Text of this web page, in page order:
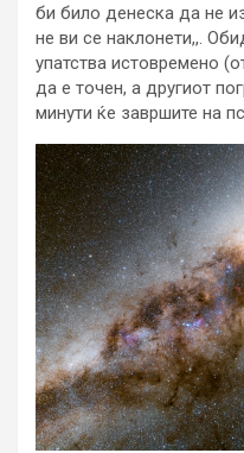
би било денеска да не
не ви се наклонети,,.
упатства истовремено
да е точен, а другиот
минути ќе завршите на